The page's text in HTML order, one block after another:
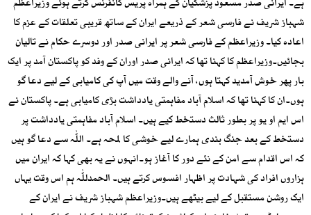
ہے۔ ایرانی صدر مسعود پزشکیان کے ہمراہ پریس کانفرنس کرتے ہوئے وزیراعظم
شہباز شریف نے فارسی شعر کے ذریعے ایران کے ساتھ قریبی تعلقات کے عزم کا
اعادہ کیا۔ وزیراعظم کے فارسی شعر پر ایرانی صدر اور دوسرے حکام نے تالیان
بجائیں۔وزیراعظم کا کہنا تھا کہ ایرانی صدر اوران کے وفد کو پاکستان آمد پر ایک
بار پھر خوش آمدید کہتا ہوں، آنے والے وقت میں آپ کی کامیابی کے لیے دعا گو
ہوں۔ان کا کہنا تھا کہ اسلام آباد مفاہمتی یادداشت بڑی کامیابی ہے۔ پاکستان نے
اس ایم او یو پر بطور ثالث دستخط کیے ہیں۔ اسلام آباد مفاہمتی یادداشت پر
دستخط کے بعد جنگ بندی ہمارے لیے خوشی کا لمحہ ہے۔ اللّٰہ سے دعا گو ہیں
کہ اس اقدام سے امن کے نئے دور کا آغاز ہو۔انہوں نے یہ بھی کہا کہ ایران میں
ہزاروں افراد کی شہادت پر اظہار افسوس کرتے ہیں۔ الحمدللّٰہ ہم اس وقت یہاں
ایک روشن مستقبل کے لیے بیٹھے ہیں۔وزیراعظم شہباز شریف نے ایران کے